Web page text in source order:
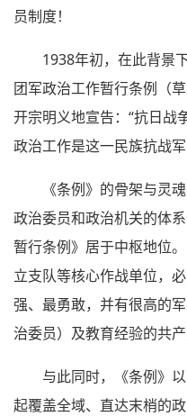
员制度！
1938年初，在此背景
团军政治工作暂行条例（
开宗明义地宣告：“抗日战
政治工作是这一民族抗战军
《条例》的骨架与
政治委员和政治机关的体
暂行条例》居于中枢地位
立支队等核心作战单位，
强、最勇敢，并有很高的
治委员）及教育经验的共产
与此同时，《条例》
起覆盖全域、直达末梢的